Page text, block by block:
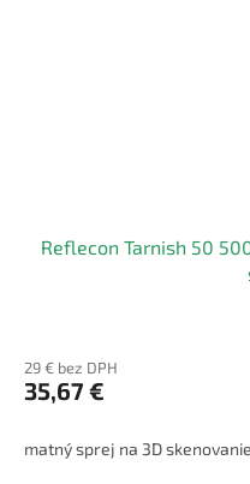
Reflecon Tarnish 50
29 € bez DPH
35,67 €
matný sprej na 3D